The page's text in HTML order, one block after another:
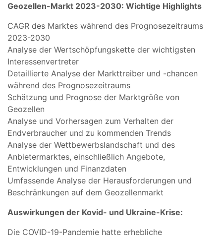
Geozellen-Markt 2023-2030: Wichtige Highlights
CAGR des Marktes während des Prognosezeitraums
2023-2030
Analyse der Wertschöpfungskette der wichtigsten
Interessenvertreter
Detaillierte Analyse der Markttreiber und -chancen
während des Prognosezeitraums
Schätzung und Prognose der Marktgröße von
Geozellen
Analyse und Vorhersagen zum Verhalten der
Endverbraucher und zu kommenden Trends
Analyse der Wettbewerbslandschaft und des
Anbietermarktes, einschließlich Angebote,
Entwicklungen und Finanzdaten
Umfassende Analyse der Herausforderungen und
Beschränkungen auf dem Geozellenmarkt
Auswirkungen der Kovid- und Ukraine-Krise:
Die COVID-19-Pandemie hatte erhebliche